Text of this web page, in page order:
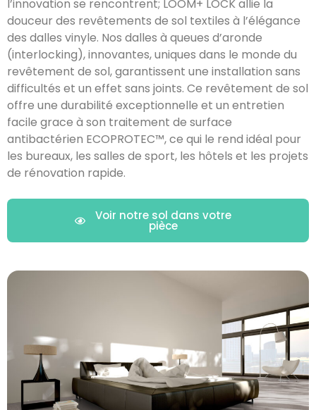
l’innovation se rencontrent; LOOM+ LOCK allie la
douceur des revêtements de sol textiles à l’élégance
des dalles vinyle. Nos dalles à queues d’aronde
(interlocking), innovantes, uniques dans le monde du
revêtement de sol, garantissent une installation sans
difficultés et un effet sans joints. Ce revêtement de sol
offre une durabilité exceptionnelle et un entretien
facile grace à son traitement de surface
antibactérien ECOPROTEC™, ce qui le rend idéal pour
les bureaux, les salles de sport, les hôtels et les projets
de rénovation rapide.
Voir notre sol dans votre
pièce